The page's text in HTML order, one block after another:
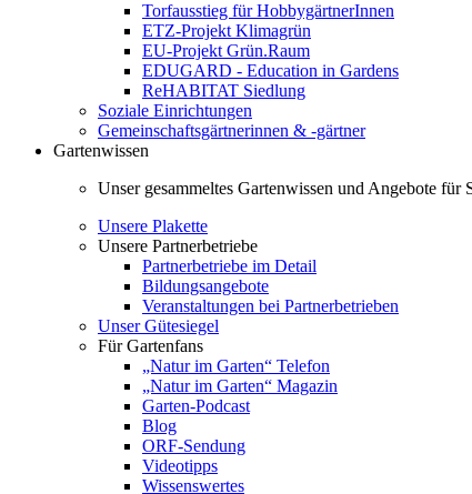
Torfausstieg für HobbygärtnerInnen
ETZ-Projekt Klimagrün
EU-Projekt Grün.Raum
EDUGARD - Education in Gardens
ReHABITAT Siedlung
Soziale Einrichtungen
Gemeinschaftsgärtnerinnen & -gärtner
Gartenwissen
Unser gesammeltes Gartenwissen und Angebote für
Unsere Plakette
Unsere Partnerbetriebe
Partnerbetriebe im Detail
Bildungsangebote
Veranstaltungen bei Partnerbetrieben
Unser Gütesiegel
Für Gartenfans
„Natur im Garten“ Telefon
„Natur im Garten“ Magazin
Garten-Podcast
Blog
ORF-Sendung
Videotipps
Wissenswertes